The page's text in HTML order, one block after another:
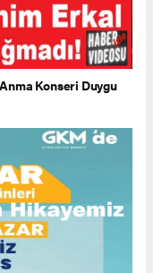
Konseri Duygu